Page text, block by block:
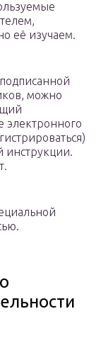
её изучаем.
можно
электронного
инструкции.